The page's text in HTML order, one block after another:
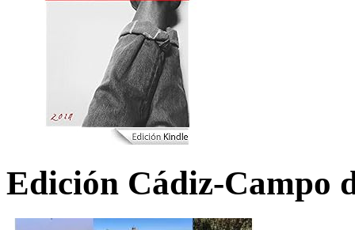
Edición Cádiz-Campo